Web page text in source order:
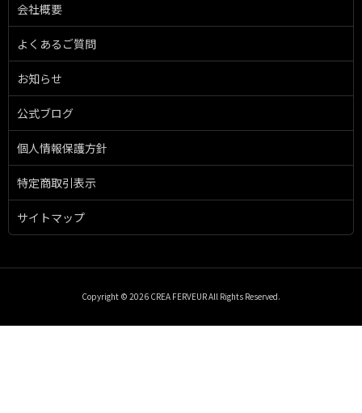
会社概要
よくあるご質問
お知らせ
公式ブログ
個人情報保護方針
特定商取引表示
サイトマップ
Copyright © 2026 CREA FERVEUR All Rights Reserved.